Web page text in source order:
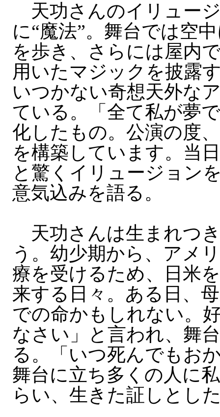
天功さんのイリュー
に“魔法”。舞台では空
を歩き、さらには屋内
用いたマジックを披露
いつかない奇想天外な
ている。「全て私が夢
化したもの。公演の度
を構築しています。当
と驚くイリュージョン
意気込みを語る。
天功さんは生まれつ
う。幼少期から、アメ
療を受けるため、日米
来する日々。ある日、
での命かもしれない。
なさい」と言われ、舞
る。「いつ死んでもお
舞台に立ち多くの人に
らい、生きた証しとし